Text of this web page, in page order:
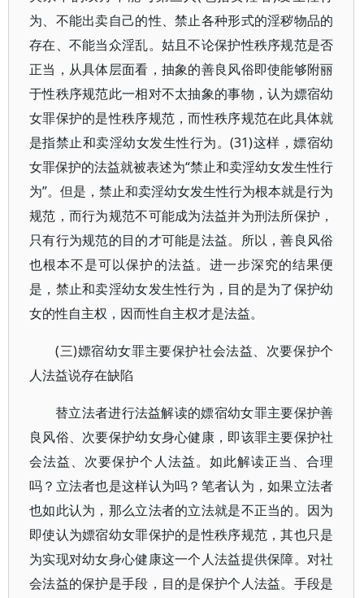
为、不能出卖自己的性、禁止各种形式的淫秽物品的
存在、不能当众淫乱。姑且不论保护性秩序规范是否
正当，从具体层面看，抽象的善良风俗即使能够附丽
于性秩序规范此一相对不太抽象的事物，认为嫖宿幼
女罪保护的是性秩序规范，而性秩序规范在此具体就
是指禁止和卖淫幼女发生性行为。(31)这样，嫖宿幼
女罪保护的法益就被表述为“禁止和卖淫幼女发生性行
为”。但是，禁止和卖淫幼女发生性行为根本就是行为
规范，而行为规范不可能成为法益并为刑法所保护，
只有行为规范的目的才可能是法益。所以，善良风俗
也根本不是可以保护的法益。进一步深究的结果便
是，禁止和卖淫幼女发生性行为，目的是为了保护幼
女的性自主权，因而性自主权才是法益。
(三)嫖宿幼女罪主要保护社会法益、次要保护个
人法益说存在缺陷
替立法者进行法益解读的嫖宿幼女罪主要保护善
良风俗、次要保护幼女身心健康，即该罪主要保护社
会法益、次要保护个人法益。如此解读正当、合理
吗？立法者也是这样认为吗？笔者认为，如果立法者
也如此认为，那么立法者的立法就是不正当的。因为
即使认为嫖宿幼女罪保护的是性秩序规范，其也只是
为实现对幼女身心健康这一个人法益提供保障。对社
会法益的保护是手段，目的是保护个人法益。手段是